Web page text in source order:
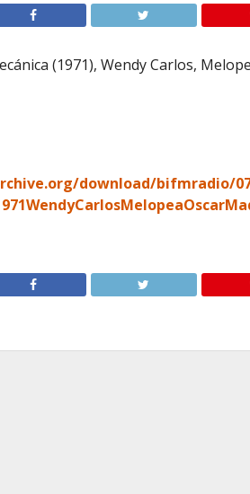
(1971), Wendy Carlos,
download/bifmradio/